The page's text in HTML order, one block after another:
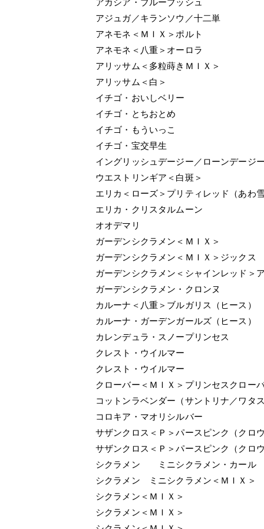
アカシア・ブルーブッシュ
アジュガ／キランソウ／十二単
アネモネ＜ＭＩＸ＞ポルト
アネモネ＜八重＞オーロラ
アリッサム＜多粒蒔きＭＩＸ＞
アリッサム＜白＞
イチゴ・おいしベリー
イチゴ・とちおとめ
イチゴ・もういっこ
イチゴ・宝交早生
イングリッシュデージー／ローンデージー
ウエストリンギア＜白斑＞
エリカ＜ローズ＞プリティレッド（あわ雪
エリカ・クリスタルムーン
オオデマリ
ガーデンシクラメン＜ＭＩＸ＞
ガーデンシクラメン＜ＭＩＸ＞ジックス
ガーデンシクラメン＜シャインレッド＞
ガーデンシクラメン・クロンヌ
カルーナ＜八重＞ブルガリス（ヒース）
カルーナ・ガーデンガールズ（ヒース）
カレンデュラ・スノープリンセス
クレスト・ウイルマー
クレスト・ウイルマー
クローバー＜ＭＩＸ＞プリンセスクロー
コットンラベンダー（サントリナ／ワタス
コロキア・マオリシルバー
サザンクロス＜Ｐ＞パースピンク（クロウ
サザンクロス＜Ｐ＞パースピンク（クロウ
シクラメン ミニシクラメン・カール
シクラメン ミニシクラメン＜ＭＩＸ＞
シクラメン＜ＭＩＸ＞
シクラメン＜ＭＩＸ＞